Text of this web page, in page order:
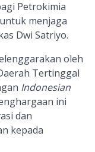
Petrokimia
menjaga
Dwi Satriyo.
oleh
Tertinggal
Indonesian
ini
dan
kepada